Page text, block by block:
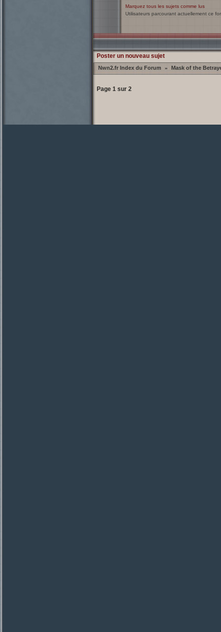
Marquez tous les sujets comme lus
Utilisateurs parcourant actuellement ce
Poster un nouveau sujet
Nwn2.fr Index du Forum » Mask of the
Page 1sur 2